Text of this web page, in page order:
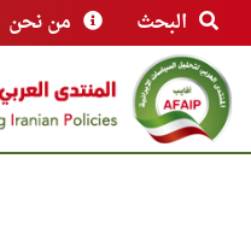
البحث من نحن